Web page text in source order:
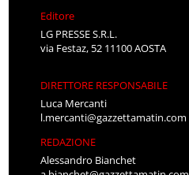
Editore
LG PRESSE S.R.L.
via Festaz, 52 11100 AOSTA
DIRETTORE RESPONSABILE
Luca Mercanti
l.mercanti@gazzettamatin.com
REDAZIONE
Alessandro Bianchet